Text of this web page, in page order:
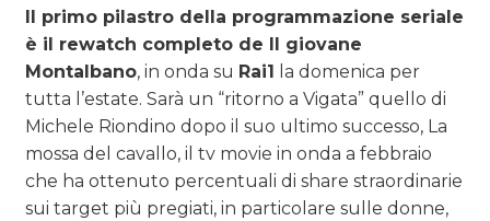
ll primo pilastro della programmazione seriale
è il rewatch completo de Il giovane
Montalbano, in onda su Rai1
la domenica per
tutta l’estate. Sarà un “ritorno a Vigata” quello di
Michele Riondino dopo il suo ultimo successo, La
mossa del cavallo, il tv movie in onda a febbraio
che ha ottenuto percentuali di share straordinarie
sui target più pregiati, in particolare sulle donne,